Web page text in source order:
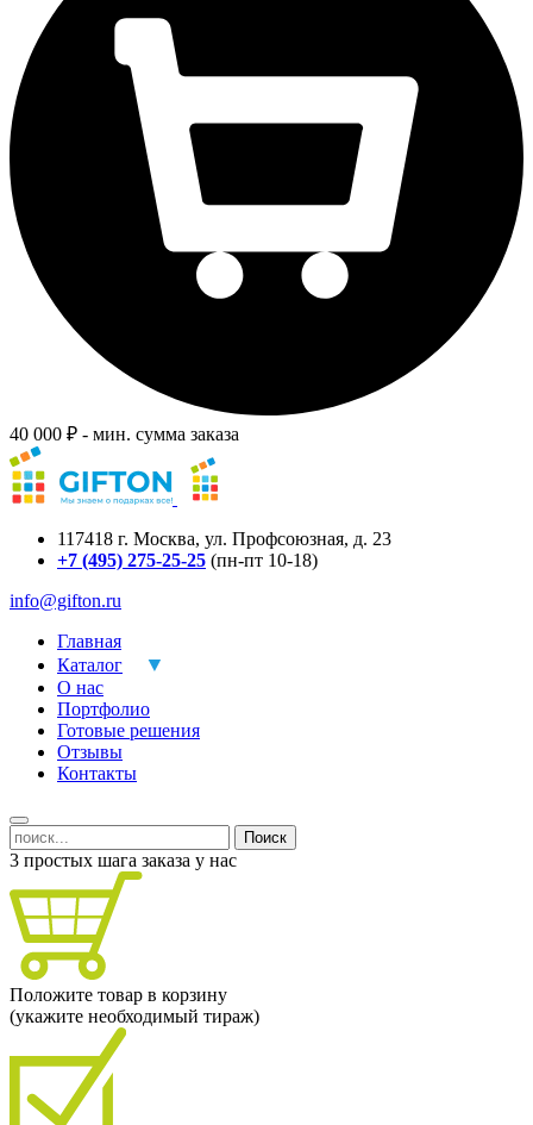
40 000 ₽ - мин. сумма заказа
117418 г. Москва, ул. Профсоюзная, д. 23
+7 (495) 275-25-25 (пн-пт 10-18)
info@gifton.ru
Главная
Каталог
О нас
Портфолио
Готовые решения
Отзывы
Контакты
Поиск
3 простых шага заказа у нас
Положите товар в корзину
(укажите необходимый тираж)